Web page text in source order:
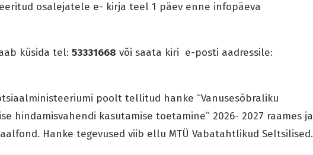
osalejatele e- kirja teel 1 päev enne infopäeva
küsida tel: 53331668 või saata kiri e-posti aadressile:
poolt tellitud hanke “Vanusesõbraliku
hindamisvahendi kasutamise toetamine” 2026- 2027 raames ja
Hanke tegevused viib ellu MTÜ Vabatahtlikud Seltsilised.